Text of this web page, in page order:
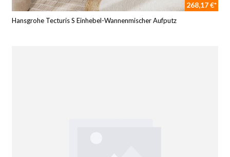
268,17 €*
Hansgrohe Tecturis S Einhebel-Wannenmischer Aufputz